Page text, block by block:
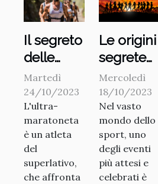
Il segreto
delle
maratone
ultra-
light
Martedì
24/10/2023
L'ultra-
maratoneta
è un atleta
del
superlativo,
che affronta
Le origini
segrete
dei
Giochi
Olimpici
Mercoledì
18/10/2023
Nel vasto
mondo dello
sport, uno
degli eventi
più attesi e
celebrati è